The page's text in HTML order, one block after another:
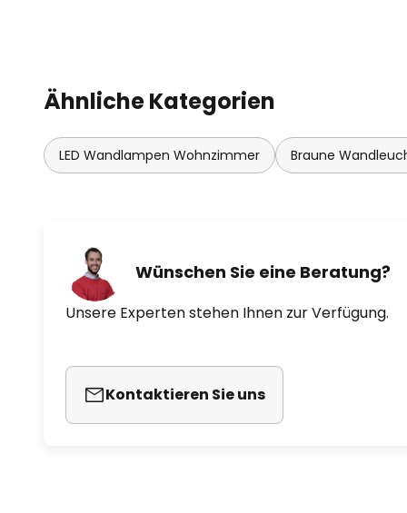
Ein garantierter Hingucker im
mehr kann als lediglich Licht zu
Ähnliche Kategorien
LED Wandlampen Wohnzimmer Braune
Wünschen Sie eine Beratung?
Unsere Experten stehen Ihnen zur Verfügung.
Kontaktieren Sie uns